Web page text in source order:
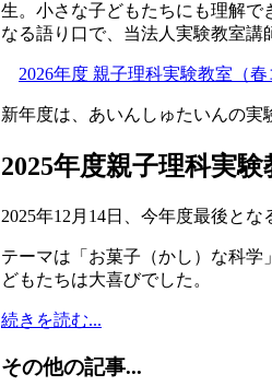
生。小さな子どもたちにも理解で
なる語り口で、当法人実験教室講
2026年度 親子理科実験教室（春
新年度は、あいんしゅたいんの実
2025年度親子理科実
2025年12月14日、今年度最後と
テーマは「お菓子（かし）な科
どもたちは大喜びでした。
続きを読む...
その他の記事...